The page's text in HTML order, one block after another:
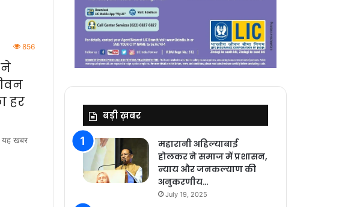
856
हर
यह खबर
बड़ी ख़बर
महारानी अहिल्याबाई
होलकर ने समाज में प्रशासन,
न्याय और जनकल्याण की
अनुकरणीय…
July 19, 2025